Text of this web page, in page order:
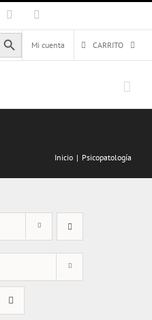
Instagram
de búsqueda
Mi cuenta
CARRITO
Inicio Psicopatología